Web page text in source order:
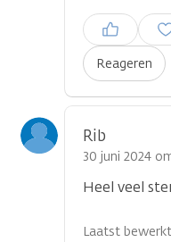
Reageren
Inloggen om
plaatsen
Rib
30 juni 2024
Heel veel
Laatst